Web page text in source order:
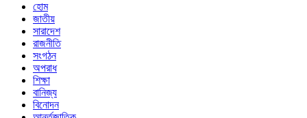
হোম
জাতীয়
সারাদেশ
রাজনীতি
সংগঠন
অপরাধ
শিক্ষা
বানিজ্য
বিনোদন